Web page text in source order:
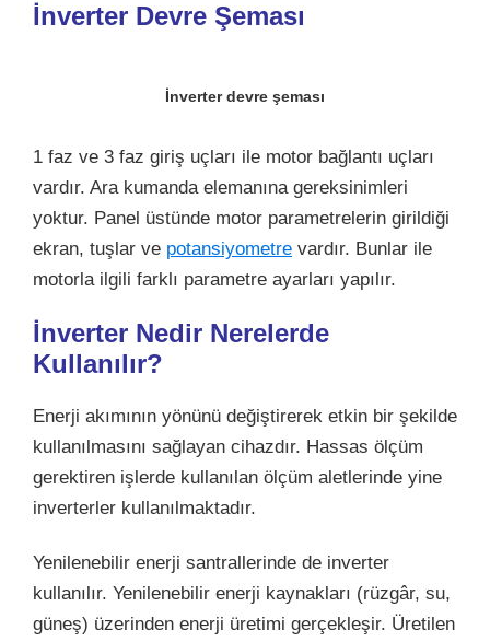
İnverter Devre Şeması
İnverter devre şeması
1 faz ve 3 faz giriş uçları ile motor bağlantı uçları
vardır. Ara kumanda elemanına gereksinimleri
yoktur. Panel üstünde motor parametrelerin girildiği
ekran, tuşlar ve potansiyometre vardır. Bunlar ile
motorla ilgili farklı parametre ayarları yapılır.
İnverter Nedir Nerelerde
Kullanılır?
Enerji akımının yönünü değiştirerek etkin bir şekilde
kullanılmasını sağlayan cihazdır. Hassas ölçüm
gerektiren işlerde kullanılan ölçüm aletlerinde yine
inverterler kullanılmaktadır.
Yenilenebilir enerji santrallerinde de inverter
kullanılır. Yenilenebilir enerji kaynakları (rüzgâr, su,
güneş) üzerinden enerji üretimi gerçekleşir. Üretilen